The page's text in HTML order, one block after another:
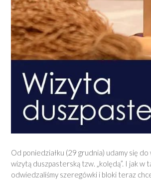
Od poniedziałku (29 grudnia) udamy się
wizytą duszpasterską tzw. „kolędą”. I jak w
odwiedzaliśmy szeregówki i bloki teraz